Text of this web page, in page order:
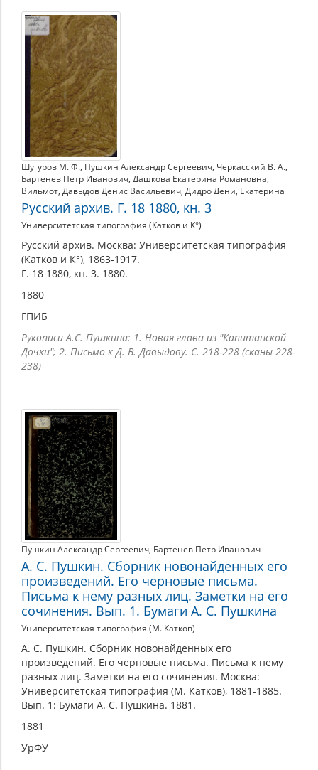
Рукописи,
варианты
произведений
Шугуров М. Ф., Пушкин Александр Сергеевич, Черкасский В. А.,
Бартенев Петр Иванович, Дашкова Екатерина Романовна,
Вильмот, Давыдов Денис Васильевич, Дидро Дени, Екатерина
Русский архив. Г. 18 1880, кн. 3
Университетская типография (Катков и К°)
Русский архив. Москва: Университетская типография
(Катков и К°), 1863-1917.
Г. 18 1880, кн. 3. 1880.
1880
ГПИБ
Рукописи А.С. Пушкина: 1. Новая глава из "Капитанской
Дочки"; 2. Письмо к Д. В. Давыдову. С. 218-228 (сканы 228-
238)
Пушкин Александр Сергеевич, Бартенев Петр Иванович
А. С. Пушкин. Сборник новонайденных его
произведений. Его черновые письма.
Письма к нему разных лиц. Заметки на его
сочинения. Вып. 1. Бумаги А. С. Пушкина
Университетская типография (М. Катков)
А. С. Пушкин. Сборник новонайденных его
произведений. Его черновые письма. Письма к нему
разных лиц. Заметки на его сочинения. Москва:
Университетская типография (М. Катков), 1881-1885.
Вып. 1: Бумаги А. С. Пушкина. 1881.
1881
УрФУ